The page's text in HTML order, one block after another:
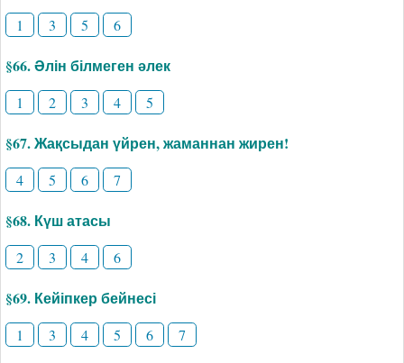
1 3 5 6
§66. Әлін білмеген әлек
1 2 3 4 5
§67. Жақсыдан үйрен, жаманнан жирен!
4 5 6 7
§68. Күш атасы
2 3 4 6
§69. Кейіпкер бейнесі
1 3 4 5 6 7